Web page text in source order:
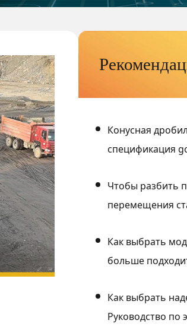
Конусная
спецификация
Чтобы разбить
перемещения
Как выбрать
больше
Как выбрать
Руководство по